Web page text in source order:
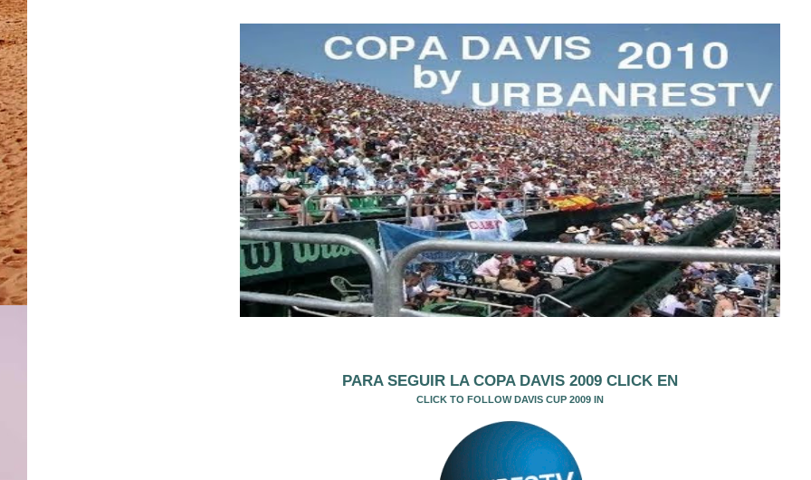
PARA SEGUIR LA COPA DAVIS 2009 CLICK EN
CLICK TO FOLLOW DAVIS CUP 2009 IN